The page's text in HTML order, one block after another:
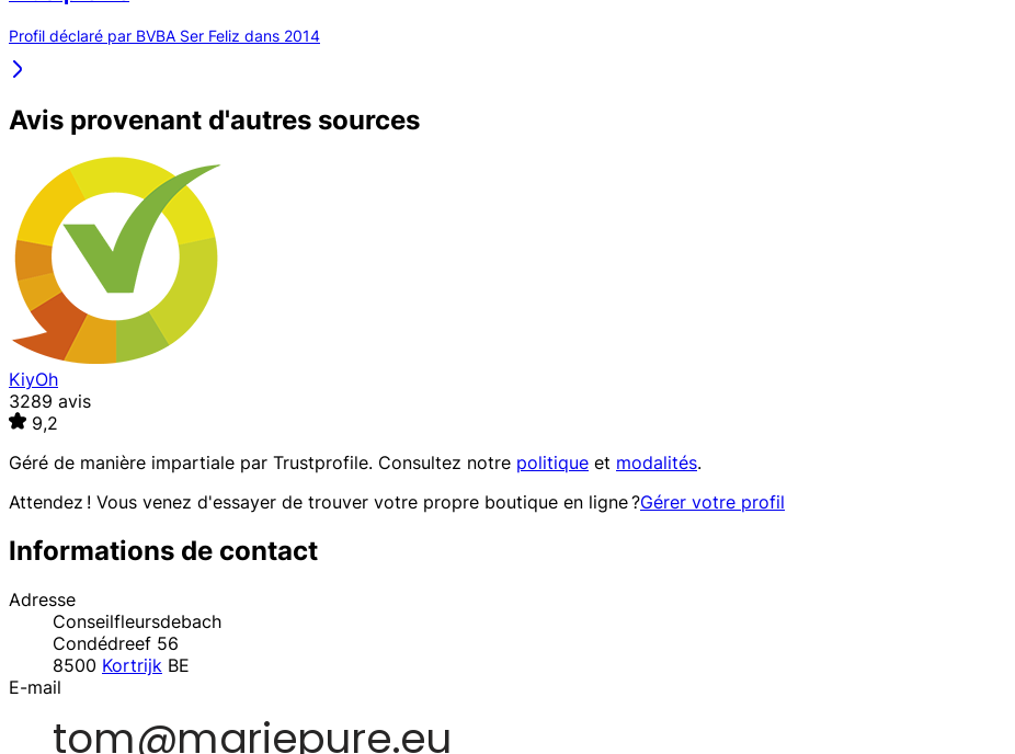
Profil déclaré par BVBA Ser Feliz dans 2014
Avis provenant d'autres sources
KiyOh
3289 avis
9,2
Géré de manière impartiale par Trustprofile. Consultez notre politique et modalités.
Attendez ! Vous venez d'essayer de trouver votre propre boutique en ligne ?Gérer votre profil
Informations de contact
Adresse
Conseilfleursdebach
Condédreef 56
8500 Kortrijk BE
E-mail